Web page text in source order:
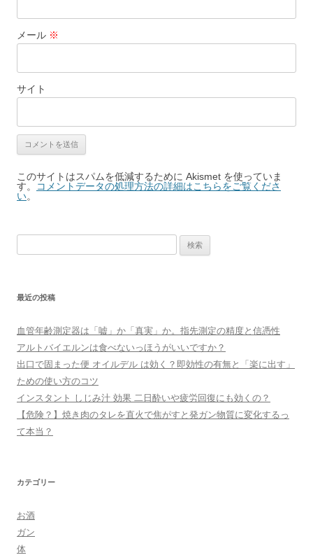
メール ※
サイト
このサイトはスパムを低減するために Akismet を使っていま
す。
コメントデータの処理方法の詳細はこちらをご覧くださ
い。
索:
最近の投稿
血管年齢測定器は「嘘」か「真実」か。指先測定の精度と信憑性
アルトバイエルンは食べないっほうがいいですか？
出口で固まった便 オイルデル は効く？即効性の有無と「楽に出す」
ための使い方のコツ
インスタント しじみ汁 効果 二日酔いや疲労回復にも効くの？
【危険？】焼き肉のタレを直火で焦がすと発ガン物質に変化するっ
て本当？
カテゴリー
お酒
ガン
体